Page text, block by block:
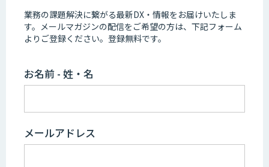
業務の課題解決に繋がる最新DX・情報をお届けいたしま
す。 メールマガジンの配信をご希望の方は、下記フォーム
よりご登録ください。登録無料です。
お名前 - 姓・名
メールアドレス